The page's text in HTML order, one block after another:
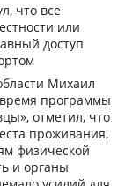
что все
или
доступ
Михаил
программы
отметил, что
проживания,
физической
и органы